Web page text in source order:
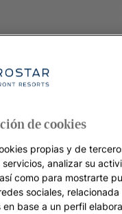
de cookies
propias y de
servicios, analizar su
como para mostrarte
sociales,
en base a un perfil